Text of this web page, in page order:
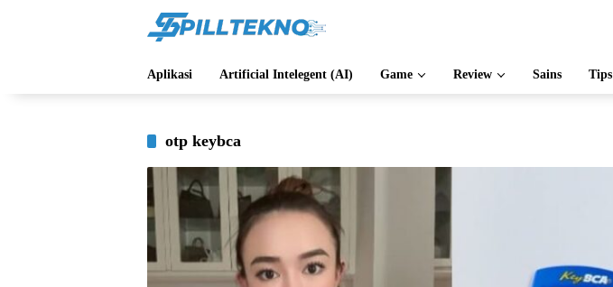
Aplikasi Artificial Intelegent (AI) Game Review Sains Tips
otp keybca